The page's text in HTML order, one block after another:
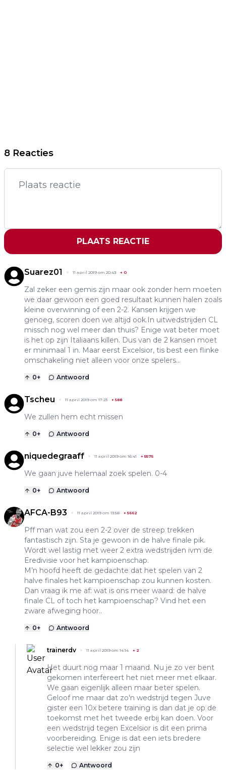
8 Reacties
PLAATS REACTIE
Suarez01 11 april 2019 om 20:43 + 0
Zal zeker een gemis zijn maar ook zonder hem moeten
we daar gewoon een goed resultaat kunnen halen zoals
kleine overwinning of een 2-2. Kansen krijgen we
genoeg, scoren doen we altijd ook.In uitwedstrijden CL
missch nog wel meer dan thuis? Enige wat beter moet
is het op zijn Italiaans killen. Dus van de 2 kansen moet
er minimaal 1 in. Maar eerst Excelsior, tis best een flinke
omschakeling niet alleen voor onze spelers...
0+ Antwoord
Tscheu 11 april 2019 om 17:23 +588
We zullen hem echt missen
0+ Antwoord
niquedegraaff 11 april 2019 om 16:41 +5575
We gaan juve helemaal zoek spelen. 0-4
0+ Antwoord
AFCA-B93 11 april 2019 om 13:58 +5662
Pff man wat zou een 2-2 over de streep trekken
fantastisch zijn. Sta je gewoon in de halve finale pik.
Wordt wel lastig met weer 2 extra wedstrijden ivm de
Eredivisie voor het kampioenschap.
M’n hoofd heeft de gedachte dat het spelen van 2
halve finales het kampioenschap zou kunnen kosten.
Dan vraag ik me af: wat is ons meer waard: de halve
finale CL of toch het kampioenschap? Vind het een
zware afweging hoor..
0+ Antwoord
trainerdv 11 april 2019 om 14:14 + 2
Het duurt nog maar 1 maand. Nu je zo ver bent
gekomen interfereert het niet meer met elkaar.
We gaan eigenlijk alleen maar beter spelen.
Geloof me maar dat zo'n wedstrijd tegen Juve
gister een 10x betere training is dan dat je op de
toekomst met het tweede erbij kan doen. Voor
een wedstrijd tegen Excelsior is dit een prima
voorbereiding. Enige is dat een iets bredere
selectie wel lekker zou zijn
0+ Antwoord